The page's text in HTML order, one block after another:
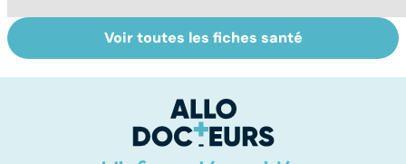
Votre santé en
vacances
Tout savoir sur
les infections
Voir toutes les fiches santé